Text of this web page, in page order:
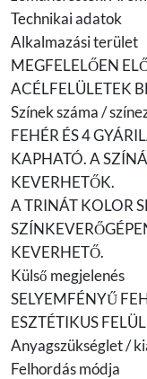
Technikai adatok
Alkalmazási terület
MEGFELELŐEN
ACÉLFELÜLETEK
Színek száma /
FEHÉR ÉS 4
KAPHATÓ. A
KEVERHETŐK.
A TRINÁT KOLOR
KEVERHETŐ.
Külső megjelenés
SELYEMFÉNYŰ
ESZTÉTIKUS
Anyagszükséglet /
Felhordás módja